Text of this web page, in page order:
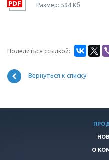
Размер: 594 Кб
Поделиться ссылкой:
Вернуться к списку
О